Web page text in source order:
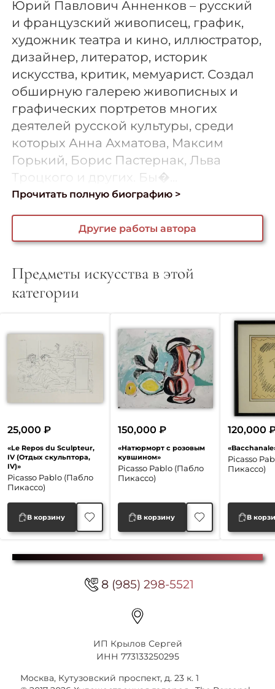
Юрий Павлович Анненков – русский
и французский живописец, график,
художник театра и кино, иллюстратор,
дизайнер, литератор, историк
искусства, критик, мемуарист. Создал
обширную галерею живописных и
графических портретов многих
деятелей русской культуры, среди
которых Анна Ахматова, Максим
Горький, Борис Пастернак, Льва
Троцкого и других. Бы�...
Прочитать полную биографию >
Другие работы автора
Предметы искусства в этой
категории
«Le Repos du Sculpteur,
IV (Отдых скульптора,
IV)»
Picasso Pablo (Пабло
Пикассо)
25,000₽
В корзину
«Натюрморт с розовым
кувшином»
Picasso Pablo (Пабло
Пикассо)
150,000 ₽
В корзину
Picasso
Пикассо)
120,000
В
8 (985) 298-5521
ИП Крылов Сергей
ИНН 773133250295
Москва, Кутузовский проспект, д. 23 к. 1